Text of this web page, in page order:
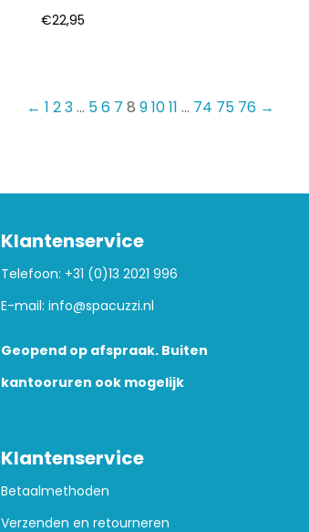
€22,95
← 1 23… 56 7 8 91011 … 74 75 76 →
Klantenservice
Telefoon: +31 (0)13 2021 996
E-mail: info@spacuzzi.nl
Geopend op afspraak. Buiten
kantooruren ook mogelijk
Klantenservice
Betaalmethoden
Verzenden en retourneren